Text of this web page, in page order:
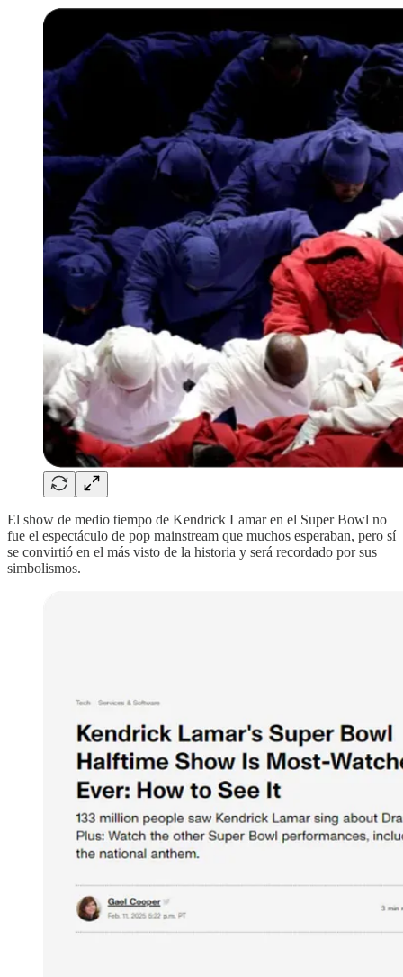
El show de medio tiempo de Kendrick Lamar en el Super Bowl no
fue el espectáculo de pop mainstream que muchos esperaban, pero sí
se convirtió en el más visto de la historia y será recordado por sus
simbolismos.